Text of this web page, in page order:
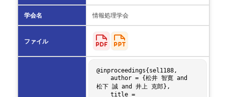
学会名 情報処理学会
ファイル
@inproceedings{sel1188,
松下 誠 and 井上 克郎},